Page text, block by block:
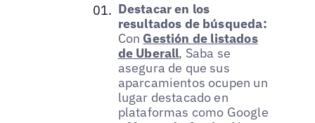
Destacar en los
resultados de búsqueda:
Con Gestión de listados
de Uberall, Saba se
asegura de que sus
aparcamientos ocupen un
lugar destacado en
plataformas como Google